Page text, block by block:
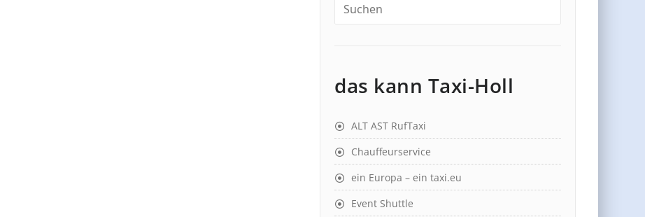
das kann Taxi-Holl
ALT AST RufTaxi
Chauffeurservice
ein Europa – ein taxi.eu
Event Shuttle